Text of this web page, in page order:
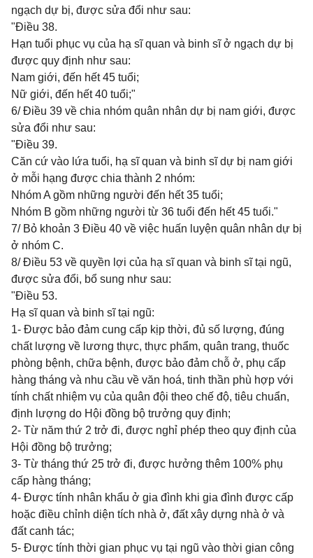
ngạch dự bị, được sửa đổi như sau:
"Điều 38.
Hạn tuổi phục vụ của hạ sĩ quan và binh sĩ ở ngạch dự bị
được quy định như sau:
Nam giới, đến hết 45 tuổi;
Nữ giới, đến hết 40 tuổi;"
6/ Điều 39 về chia nhóm quân nhân dự bị nam giới, được
sửa đổi như sau:
"Điều 39.
Căn cứ vào lứa tuổi, hạ sĩ quan và binh sĩ dự bị nam giới
ở mỗi hạng được chia thành 2 nhóm:
Nhóm A gồm những người đến hết 35 tuổi;
Nhóm B gồm những người từ 36 tuổi đến hết 45 tuổi."
7/ Bỏ khoản 3 Điều 40 về việc huấn luyện quân nhân dự bị
ở nhóm C.
8/ Điều 53 về quyền lợi của hạ sĩ quan và binh sĩ tại ngũ,
được sửa đổi, bổ sung như sau:
"Điều 53.
Hạ sĩ quan và binh sĩ tại ngũ:
1- Được bảo đảm cung cấp kịp thời, đủ số lượng, đúng
chất lượng về lương thực, thực phẩm, quân trang, thuốc
phòng bệnh, chữa bệnh, được bảo đảm chỗ ở, phụ cấp
hàng tháng và nhu cầu về văn hoá, tinh thần phù hợp với
tính chất nhiệm vụ của quân đội theo chế độ, tiêu chuẩn,
định lượng do Hội đồng bộ trưởng quy định;
2- Từ năm thứ 2 trở đi, được nghỉ phép theo quy định của
Hội đồng bộ trưởng;
3- Từ tháng thứ 25 trở đi, được hưởng thêm 100% phụ
cấp hàng tháng;
4- Được tính nhân khẩu ở gia đình khi gia đình được cấp
hoặc điều chỉnh diện tích nhà ở, đất xây dựng nhà ở và
đất canh tác;
5- Được tính thời gian phục vụ tại ngũ vào thời gian công